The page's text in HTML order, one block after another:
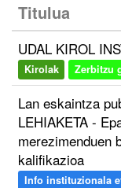
Titulua
UDAL KIROL
Kirolak Zerbitzu
Lan eskaintza
LEHIAKETA -
merezimenduen
kalifikazioa
Info instituzionala